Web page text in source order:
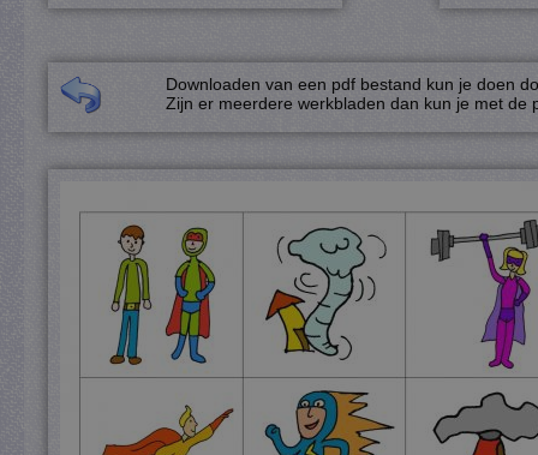
Downloaden van een pdf bestand kun je doen
Zijn er meerdere werkbladen dan kun je met de